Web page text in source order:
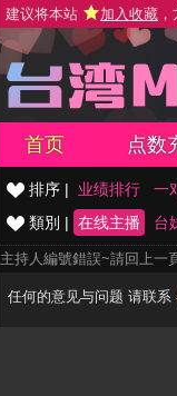
建议将本站 加入收藏
首页 点数
排序 | 业绩排行 一
類別 | 在线主播 台
主持人編號錯誤~請回上一
任何的意见与问题 请联系